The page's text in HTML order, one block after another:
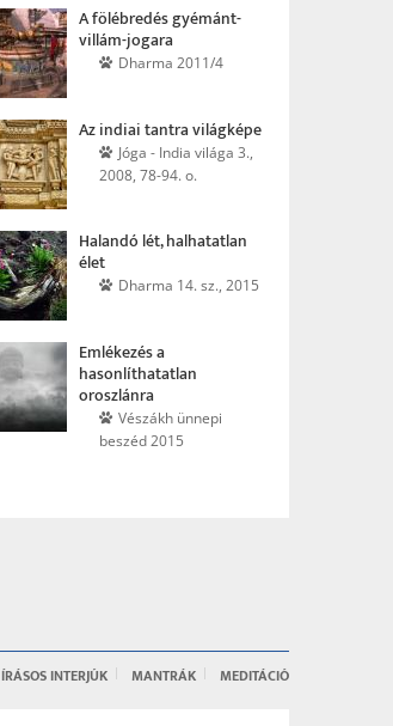
A fölébredés gyémánt­
villám-jogara
Dharma 2011/4
Az indiai tantra világképe
Jóga - India világa 3.,
2008, 78-94. o.
Halandó lét, halhatatlan
élet
Dharma 14. sz., 2015
Emlékezés a
hasonlíthatatlan
oroszlánra
Vészákh ünnepi
beszéd 2015
ÍRÁSOS INTERJÚK MANTRÁK MEDITÁCIÓ